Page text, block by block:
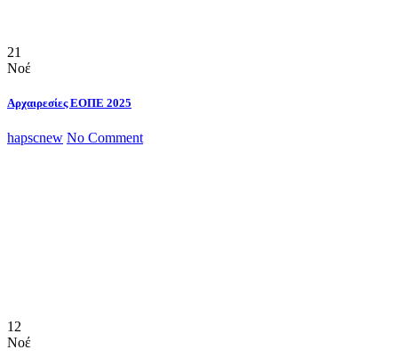
21
Νοέ
Αρχαιρεσίες ΕΟΠΕ 2025
hapscnew No Comment
12
Νοέ